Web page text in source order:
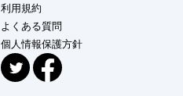
利用規約
よくある質問
個人情報保護方針